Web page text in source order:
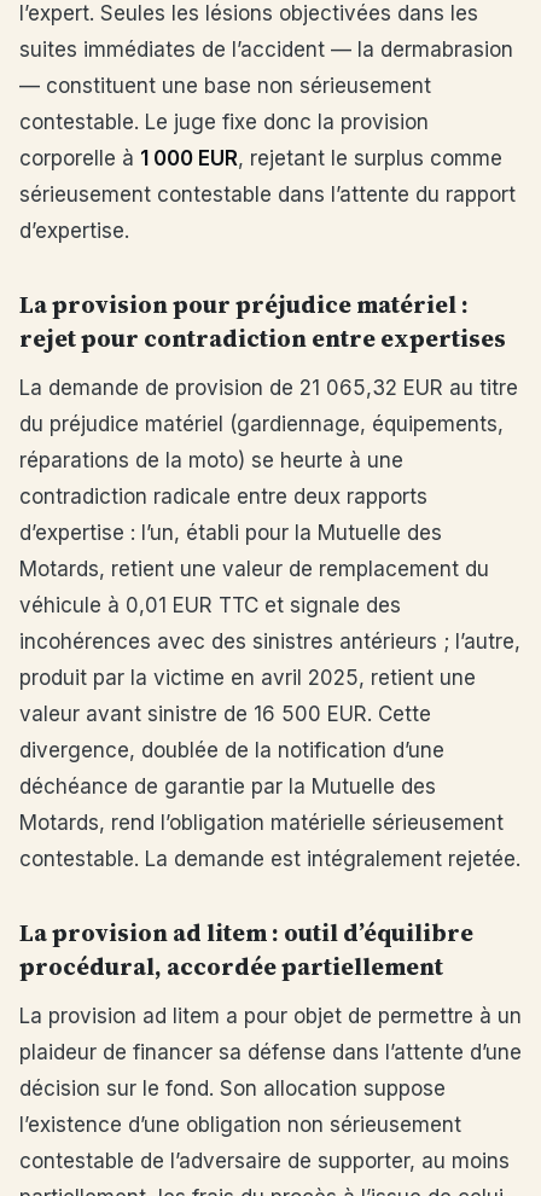
l’expert. Seules les lésions objectivées dans les
suites immédiates de l’accident — la dermabrasion
— constituent une base non sérieusement
contestable. Le juge fixe donc la provision
corporelle à 1 000 EUR, rejetant le surplus comme
sérieusement contestable dans l’attente du rapport
d’expertise.
La provision pour préjudice matériel :
rejet pour contradiction entre expertises
La demande de provision de 21 065,32 EUR au titre
du préjudice matériel (gardiennage, équipements,
réparations de la moto) se heurte à une
contradiction radicale entre deux rapports
d’expertise : l’un, établi pour la Mutuelle des
Motards, retient une valeur de remplacement du
véhicule à 0,01 EUR TTC et signale des
incohérences avec des sinistres antérieurs ; l’autre,
produit par la victime en avril 2025, retient une
valeur avant sinistre de 16 500 EUR. Cette
divergence, doublée de la notification d’une
déchéance de garantie par la Mutuelle des
Motards, rend l’obligation matérielle sérieusement
contestable. La demande est intégralement rejetée.
La provision ad litem : outil d’équilibre
procédural, accordée partiellement
La provision ad litem a pour objet de permettre à un
plaideur de financer sa défense dans l’attente d’une
décision sur le fond. Son allocation suppose
l’existence d’une obligation non sérieusement
contestable de l’adversaire de supporter, au moins